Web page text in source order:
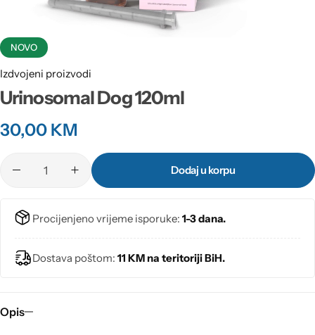
NOVO
Izdvojeni proizvodi
Urinosomal Dog 120ml
30,00 KM
Dodaj u korpu
Procijenjeno vrijeme isporuke: 1-3 dana.
Dostava poštom: 11 KM na teritoriji BiH.
Opis